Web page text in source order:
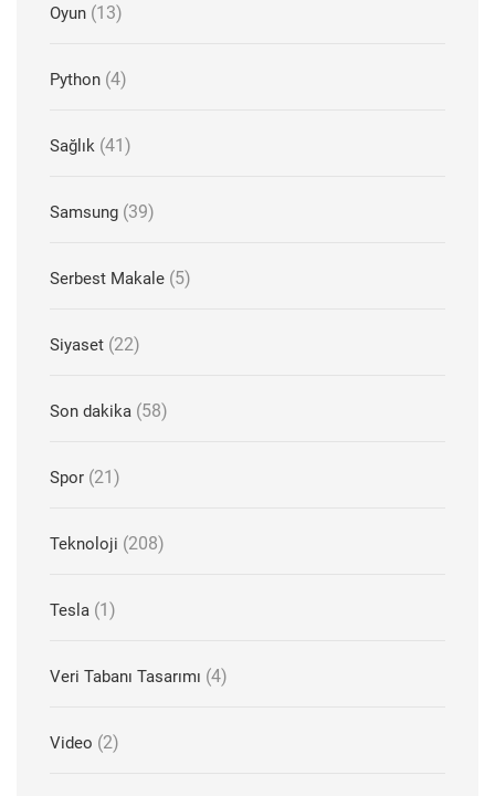
Oyun (13)
Python (4)
Sağlık (41)
Samsung (39)
Serbest Makale (5)
Siyaset (22)
Son dakika (58)
Spor (21)
Teknoloji (208)
Tesla (1)
Veri Tabanı Tasarımı (4)
Video (2)